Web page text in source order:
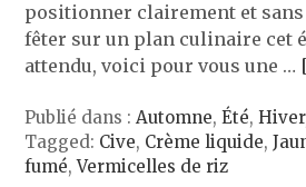
positionner clairement et sans
fêter sur un plan culinaire cet
attendu, voici pour vous une …
Publié dans :Automne,Été,Hiver
Tagged: Cive, Crème liquide,
fumé,Vermicelles de riz